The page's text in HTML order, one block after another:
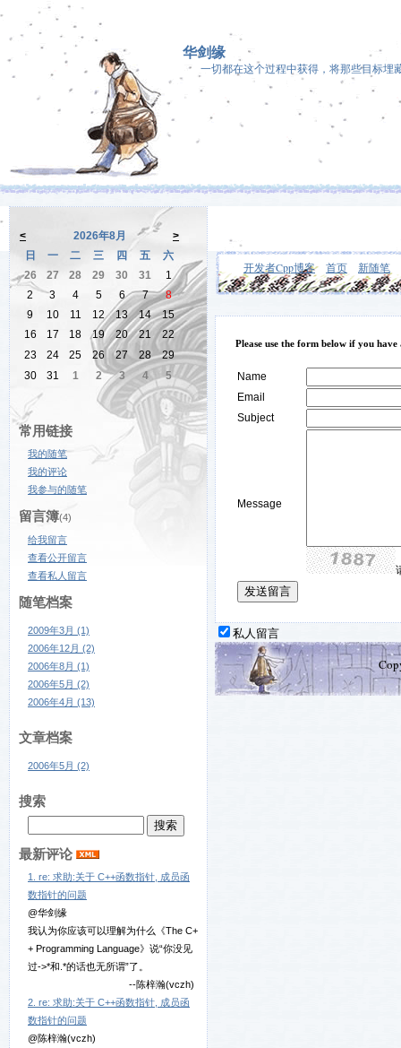
华剑缘
一切都在这个过程中获得，将那些目标埋
开发者Cpp博客 首页 新随笔
< 2026年8月
>
日
一 二 三 四 五
六
26
27 28 29 30 31
1
2
3 4 5 6 7
8
9
10 11 12 13 14
15
16
17 18 19 20 21
22
23
24 25 26 27 28
29
30
31 1 2 3 4 5
常用链接
我的随笔
我的评论
我参与的随笔
留言簿(4)
给我留言
查看公开留言
查看私人留言
随笔档案
2009年3月 (1)
2006年12月 (2)
2006年8月 (1)
2006年5月 (2)
2006年4月 (13)
文章档案
2006年5月 (2)
搜索
最新评论
1. re: 求助:关于 C++函数指针, 成员函
数指针的问题
@华剑缘
我认为你应该可以理解为什么《The C+
+ Programming Language》说“你没见
过->*和.*的话也无所谓”了。
--陈梓瀚(vczh)
2. re: 求助:关于 C++函数指针, 成员函
数指针的问题
@陈梓瀚(vczh)
Please use the form below if you have
Name
Email
Subject
Message
私人留言